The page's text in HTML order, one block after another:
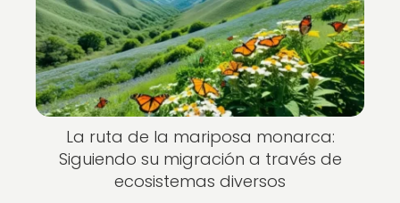
La ruta de la mariposa monarca:
Siguiendo su migración a través de
ecosistemas diversos